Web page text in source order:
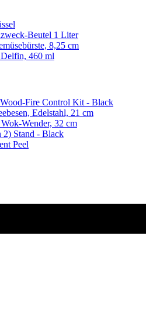
Beutel 1 Liter
8,25 cm
Delfin, 460 ml
Fire Control Kit - Black
Edelstahl, 21 cm
Wender, 32 cm
2) Stand - Black
Peel